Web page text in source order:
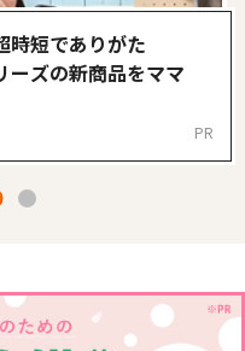
時短でありがた
ズの新商品をママ
PR
2